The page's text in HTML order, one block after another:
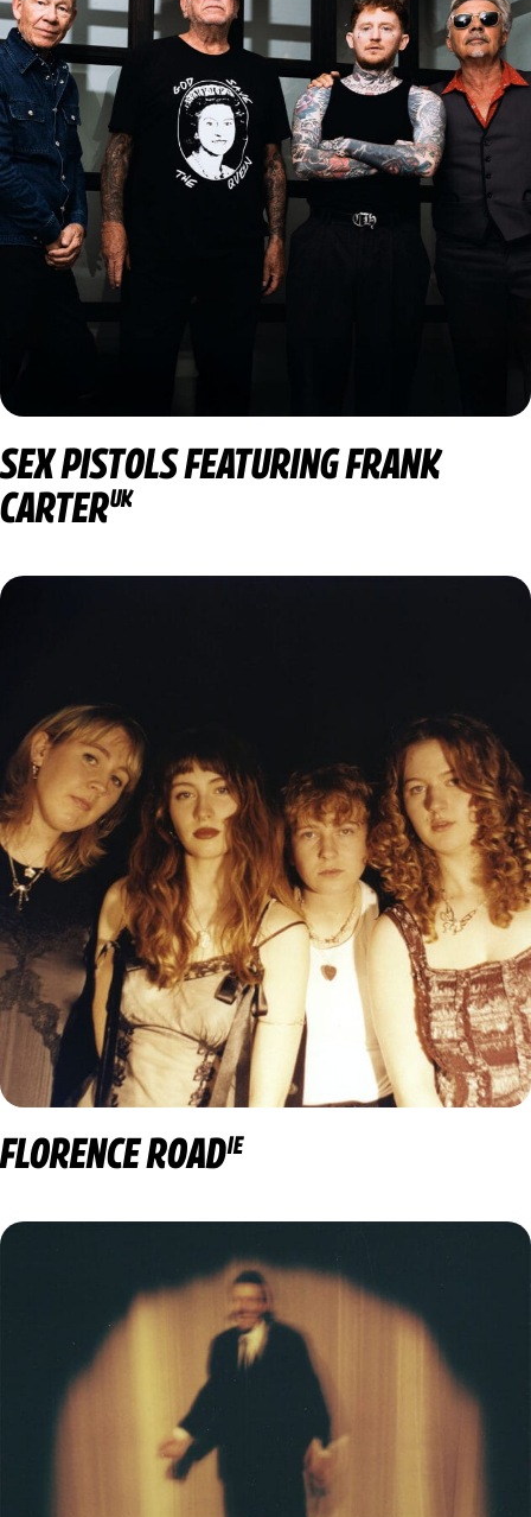
SEX PISTOLS FEATURING FRANK
CARTERUK
FLORENCE ROADIE